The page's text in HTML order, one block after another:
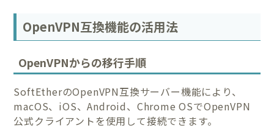
OpenVPN互換機能の活用法
OpenVPNからの移行手順
SoftEtherのOpenVPN互換サーバー機能により、
macOS、iOS、Android、Chrome OSでOpenVPN
公式クライアントを使用して接続できます。